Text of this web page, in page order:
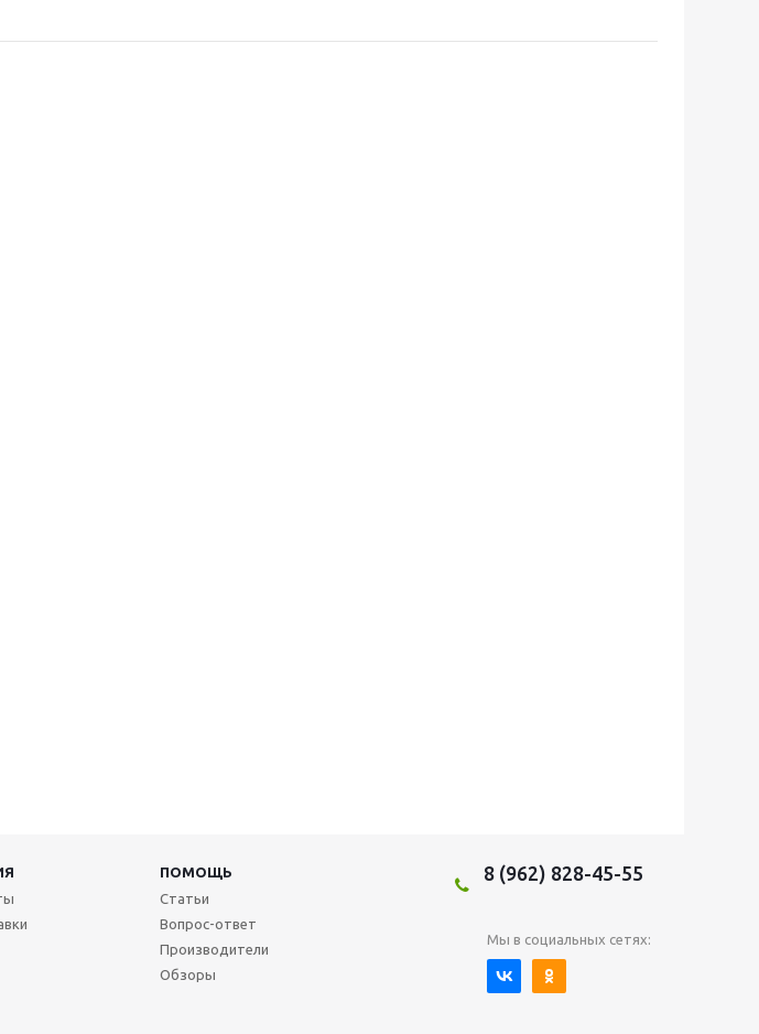
ПОМОЩЬ
Статьи
Вопрос-ответ
Производители
Обзоры
8 (962) 828-45-55
Мы в социальных сетях: